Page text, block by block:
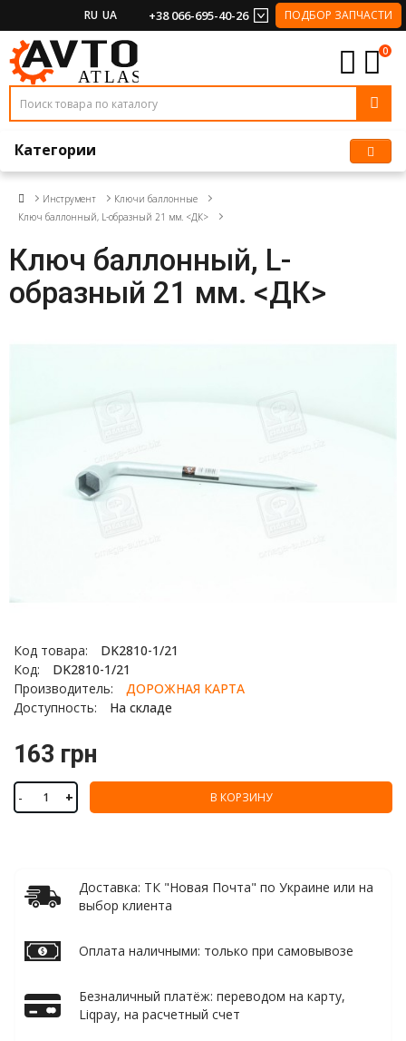
RU UA +38 066-695-40-26 ПОДБОР ЗАПЧАСТИ
0
Категории
Инструмент
Ключи баллонные
Ключ баллонный, L-образный 21 мм. <ДК>
Ключ баллонный, L-
образный 21 мм. <ДК>
Код товара:
DK2810-1/21
Код:
DK2810-1/21
Производитель:
ДОРОЖНАЯ КАРТА
Доступность:
На складе
163 грн
- + В КОРЗИНУ
Доставка: ТК "Новая Почта" по Украине или на
выбор клиента
Оплата наличными: только при самовывозе
Безналичный платёж: переводом на карту,
Liqpay, на расчетный счет